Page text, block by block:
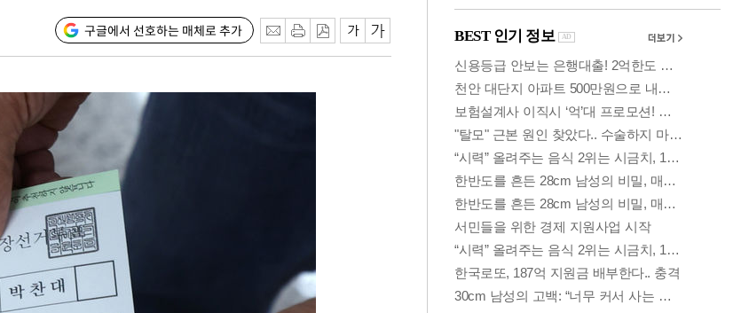
구글에서 선호하는 매체로 추가